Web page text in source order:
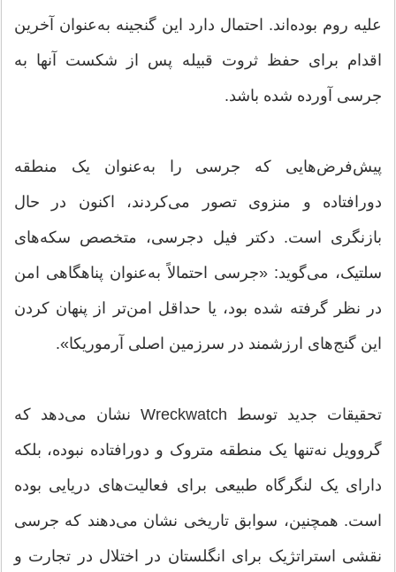
علیه روم بوده‌اند. احتمال دارد این گنجینه به‌عنوان آخرین
اقدام برای حفظ ثروت قبیله پس از شکست آنها به
جرسی آورده شده باشد.
پیش‌فرض‌هایی که جرسی را به‌عنوان یک منطقه
دورافتاده و منزوی تصور می‌کردند، اکنون در حال
بازنگری است. دکتر فیل دجرسی، متخصص سکه‌های
سلتیک، می‌گوید: «جرسی احتمالاً به‌عنوان پناهگاهی امن
در نظر گرفته شده بود، یا حداقل امن‌تر از پنهان کردن
این گنج‌های ارزشمند در سرزمین اصلی آرموریکا».
تحقیقات جدید توسط Wreckwatch نشان می‌دهد که
گروویل نه‌تنها یک منطقه متروک و دورافتاده نبوده، بلکه
دارای یک لنگرگاه طبیعی برای فعالیت‌های دریایی بوده
است. همچنین، سوابق تاریخی نشان می‌دهند که جرسی
نقشی استراتژیک برای انگلستان در اختلال در تجارت و